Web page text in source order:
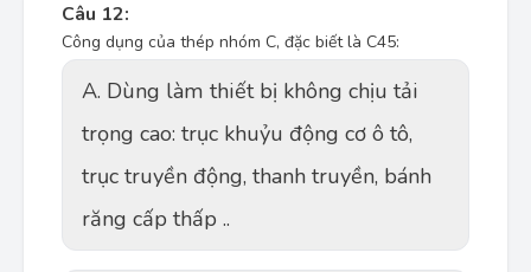
Câu 12:
Công dụng của thép nhóm C, đặc biết là C45:
A. Dùng làm thiết bị không chịu tải
trọng cao: trục khuỷu động cơ ô tô,
trục truyền động, thanh truyền, bánh
răng cấp thấp ..